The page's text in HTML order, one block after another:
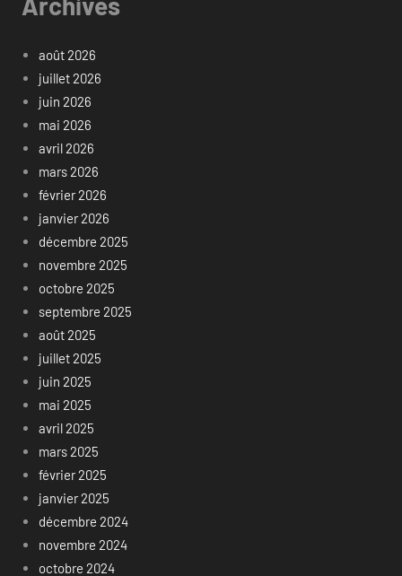
août 2026
juillet 2026
juin 2026
mai 2026
avril 2026
mars 2026
février 2026
janvier 2026
décembre 2025
novembre 2025
octobre 2025
septembre 2025
août 2025
juillet 2025
juin 2025
mai 2025
avril 2025
mars 2025
février 2025
janvier 2025
décembre 2024
novembre 2024
octobre 2024